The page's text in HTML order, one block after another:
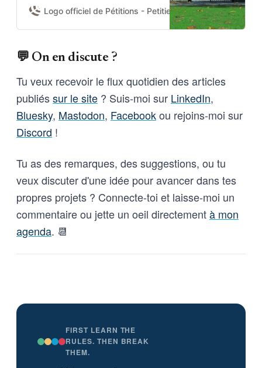
donc l’usage de l’IA par la
résolution pour :(1) obtenir du
des systèmes IA déployés et de
leurs garanties contractuelles ;
minimales ; et (3) se prononcer
sur l’usage de l’IA pour la
armes sans supervision humaine.
Logo officiel de Pétitions - Petities Damien Van
💬 On en discute ?
Tu veux recevoir le flux quotidien des articles
publiéssur le site ? Suis-moi sur LinkedIn,
Bluesky, Mastodon, Facebookou rejoins-moi sur
Discord !
Tu as des remarques, des suggestions, ou tu
veux discuter d'une idée pour avancer dans tes
propres projets ? Connecte-toi et laisse-moi un
commentaire ou jette un oeil directementà mon
agenda. 📆
FIRST LEARN THE
RULES. THEN BREAK
THEM.